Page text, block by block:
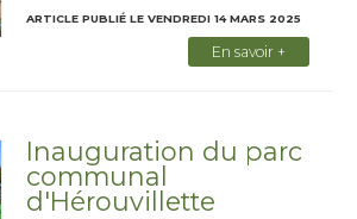
ARTICLE PUBLIÉ LE VENDREDI 14 MARS 2025
En savoir +
Inauguration du parc
communal
d'Hérouvillette